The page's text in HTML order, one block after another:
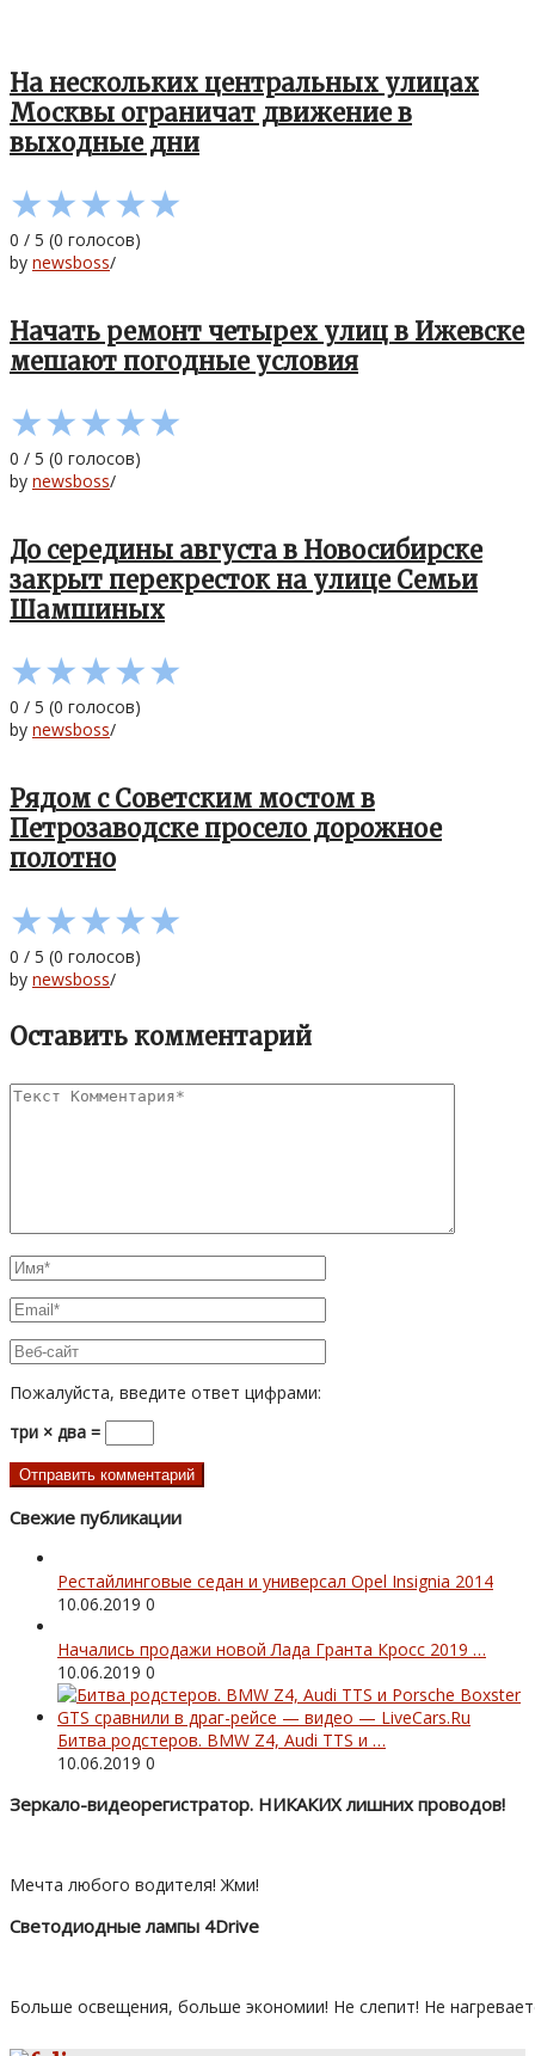
На нескольких центральных улицах
Москвы ограничат движение в
выходные дни
★★★★★
0 / 5 (0 голосов)
by newsboss/
Начать ремонт четырех улиц в Ижевске
мешают погодные условия
★★★★★
0 / 5 (0 голосов)
by newsboss/
До середины августа в Новосибирске
закрыт перекресток на улице Семьи
Шамшиных
★★★★★
0 / 5 (0 голосов)
by newsboss/
Рядом с Советским мостом в
Петрозаводске просело дорожное
полотно
★★★★★
0 / 5 (0 голосов)
by newsboss/
Оставить комментарий
Пожалуйста, введите ответ цифрами:
три × два =
Свежие публикации
Рестайлинговые седан и универсал Opel Insignia 2014
10.06.2019 0
Начались продажи новой Лада Гранта Кросс 2019 …
10.06.2019 0
Битва родстеров. BMW Z4, Audi TTS и …
10.06.2019 0
Зеркало-видеорегистратор. НИКАКИХ лишних проводов!
Мечта любого водителя! Жми!
Светодиодные лампы 4Drive
Больше освещения, больше экономии! Не слепит! Не